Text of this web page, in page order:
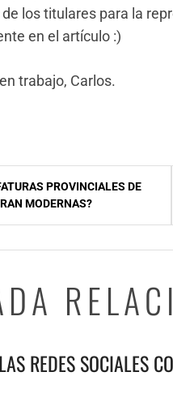
los titulares para la
en el artículo :)
trabajo, Carlos.
PROVINCIALES DE
MODERNAS?
REDES SOCIALES